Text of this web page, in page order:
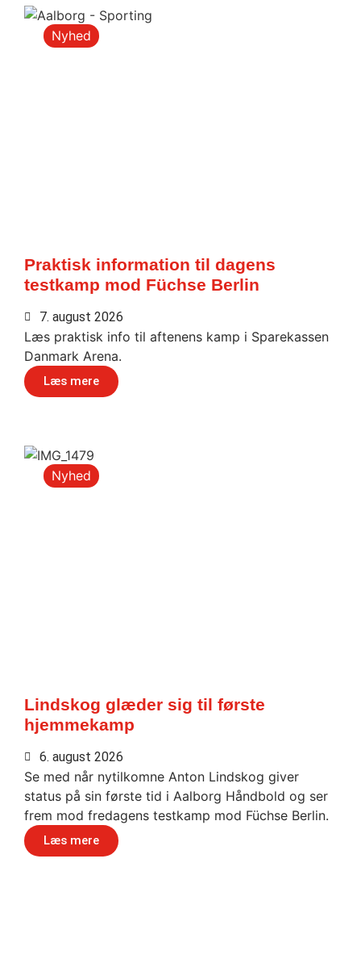
Nyhed
Praktisk information til dagens
testkamp mod Füchse Berlin
7. august 2026
Læs praktisk info til aftenens kamp i Sparekassen
Danmark Arena.
Læs mere
Nyhed
Lindskog glæder sig til første
hjemmekamp
6. august 2026
Se med når nytilkomne Anton Lindskog giver
status på sin første tid i Aalborg Håndbold og ser
frem mod fredagens testkamp mod Füchse Berlin.
Læs mere